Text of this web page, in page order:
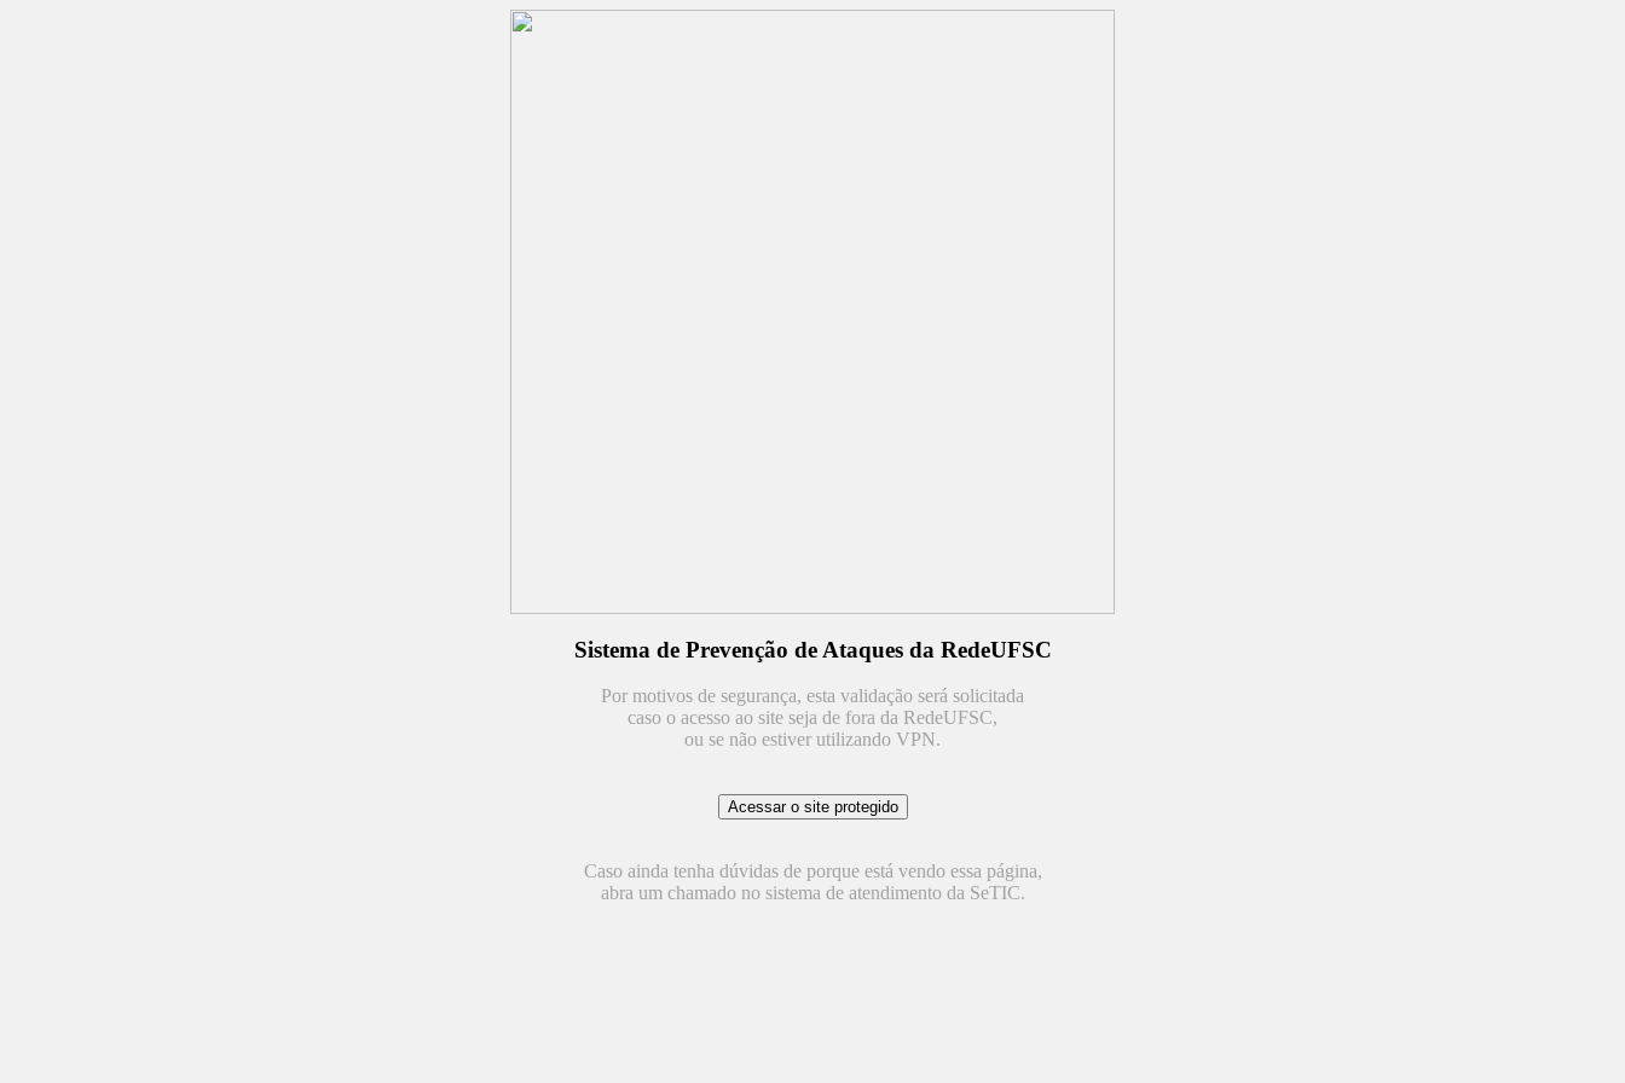
Sistema de Prevenção de Ataques da RedeUFSC
Por motivos de segurança, esta validação será solicitada
caso o acesso ao site seja de fora da RedeUFSC,
ou se não estiver utilizando VPN.
Caso ainda tenha dúvidas de porque está vendo essa página,
abra um chamado no sistema de atendimento da SeTIC.